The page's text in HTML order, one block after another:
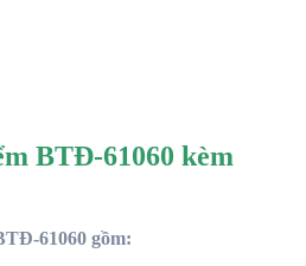
BTĐ-61060 kèm
61060 gồm: